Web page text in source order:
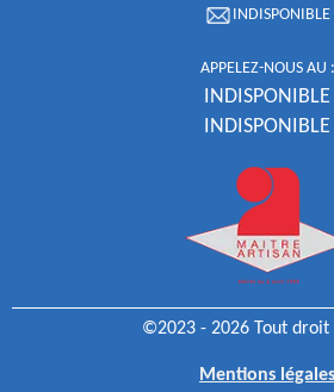
INDISPONIBLE
APPELEZ-NOUS AU :
INDISPONIBLE
INDISPONIBLE
©2023 - 2026 Tout droit
Mentions légales